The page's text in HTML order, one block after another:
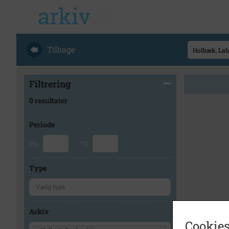
Tilbage
Filtrering
0 resultater
Periode
Fra Til
Type
Arkiv